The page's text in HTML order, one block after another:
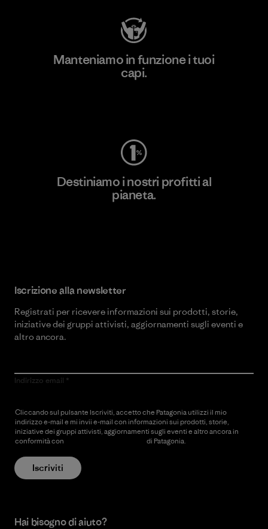
Manteniamo in funzione i tuoi
capi.
Destiniamo i nostri profitti al
pianeta.
Iscrizione alla newsletter
Registrati per ricevere informazioni sui prodotti, storie,
iniziative dei gruppi attivisti, aggiornamenti sugli eventi e
altro ancora.
Indirizzo email
Cliccando sul pulsante Iscriviti, accetto che Patagonia utilizzi il mio
indirizzo e-mail e mi invii e-mail con informazioni sui prodotti, storie,
iniziative dei gruppi attivisti, aggiornamenti sugli eventi e altro ancora in
conformità con
di Patagonia.
Iscriviti
Hai bisogno di aiuto?